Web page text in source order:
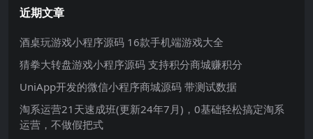
近期文章
酒桌玩游戏小程序源码 16款手机端游戏大全
猜拳大转盘游戏小程序源码 支持积分商城赚积分
UniApp开发的微信小程序商城源码 带测试数据
淘系运营21天速成班(更新24年7月)，0基础轻松搞定淘系
运营，不做假把式